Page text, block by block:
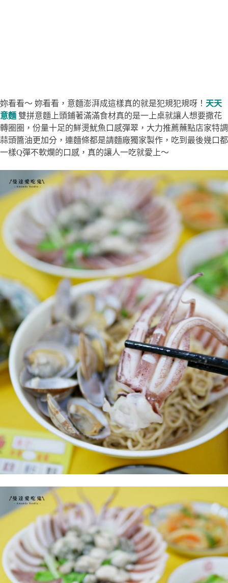
妳看看～ 妳看看，意麵澎湃成這樣真的就是犯規犯規呀！ 天天
意麵 雙拼意麵上頭鋪著滿滿食材真的是一上桌就讓人想要撒花
轉圈圈，份量十足的鮮燙魷魚口感彈翠，大力推薦蘸點店家特調
蒜頭醬油更加分，連麵條都是請麵廠獨家製作，吃到最後幾口都
一樣Q彈不軟爛的口感，真的讓人一吃就愛上～